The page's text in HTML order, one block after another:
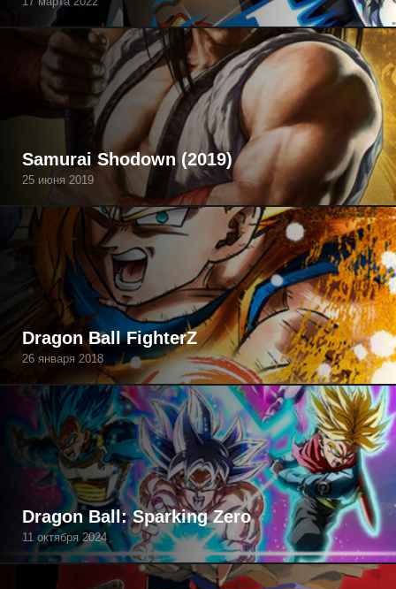
Samurai Shodown (2019)
25 июня 2019
Dragon Ball FighterZ
26 января 2018
Dragon Ball: Sparking Zero
11 октября 2024